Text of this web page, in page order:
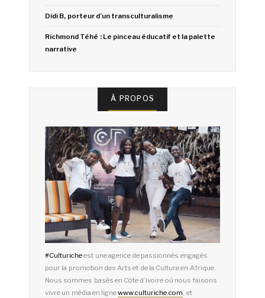
Didi B, porteur d’un transculturalisme
Richmond Téhé : Le pinceau éducatif et la palette
narrative
À PROPOS
#Culturicheest une agence de passionnés engagés
pour la promotion des Arts et de la Culture en Afrique.
Nous sommes basés en Côte d’Ivoire où nous faisons
vivre un média en lignewww.culturiche.com, et